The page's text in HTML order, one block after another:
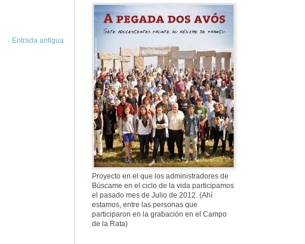
Entrada antigua
577. Nos fusilaron
fusilaron mal
307. Vuestros
nombres no se han
borrado en la
Historia
Proyecto en el que los administradores de
Búscame en el ciclo de la vida participamos
el pasado mes de Julio de 2012. (Ahí
estamos, entre las personas que
participaron en la grabación en el Campo
de la Rata)